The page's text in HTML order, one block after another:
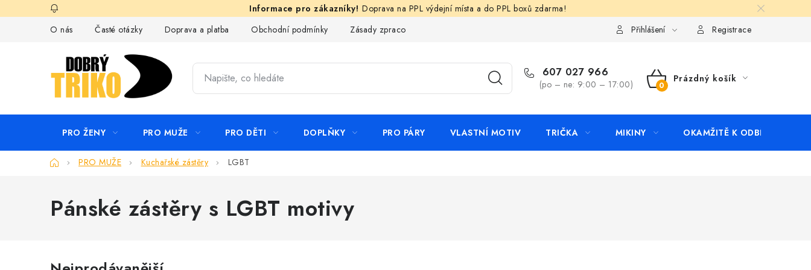
na
Doprava na PPL výdejní místa a do PPL boxů zdarma!
O nás
Časté otázky Doprava a platba Obchodní podmínky Zásady zpracování ochrany osobních údajů KontaktyPřihlášení Registrace
607 027 966
(po – ne: 9:00 – 17:00)
NÁKUPNÍ
Prázdný košík
PRO ŽENY PRO MUŽE PRO DĚTI DOPLŇKY PRO PÁRY VLASTNÍ MOTIV TRIČKA MIKINY OKAMŽITĚ K ODBĚRU
DomůPRO MUŽE Kuchařské zástěry LGBT
Pánské zástěry s LGBT motivy